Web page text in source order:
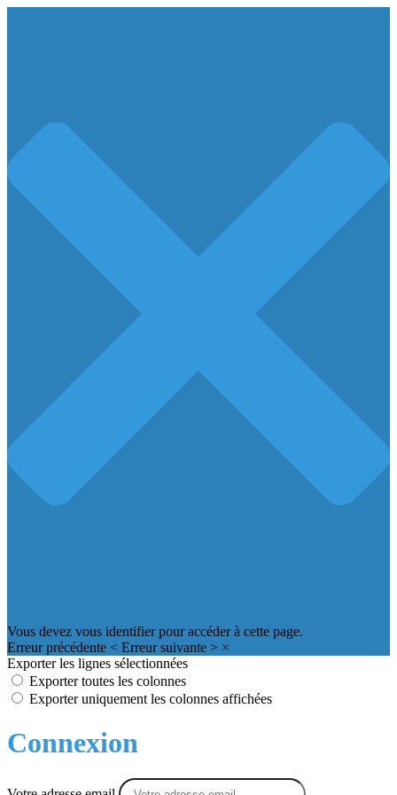
Vous devez vous identifier pour accéder à cette page.
Erreur précédente < Erreur suivante > ×
Exporter les lignes sélectionnées
Exporter toutes les colonnes
Exporter uniquement les colonnes affichées
Connexion